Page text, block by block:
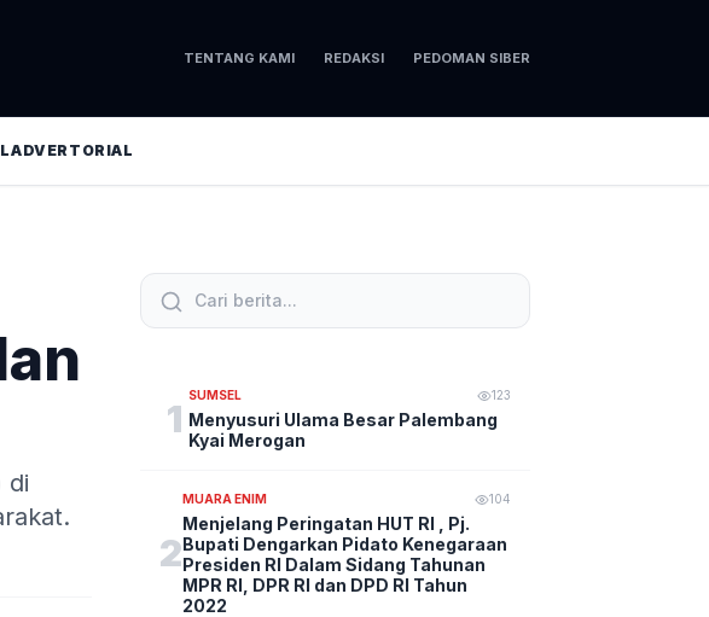
TENTANG KAMI REDAKSI PEDOMAN SIBER
ADVERTORIAL
di
1
SUMSEL 123
Menyusuri Ulama Besar Palembang
Kyai Merogan
2
MUARA ENIM 104
Menjelang Peringatan HUT RI , Pj.
Bupati Dengarkan Pidato Kenegaraan
Presiden RI Dalam Sidang Tahunan
MPR RI, DPR RI dan DPD RI Tahun
2022